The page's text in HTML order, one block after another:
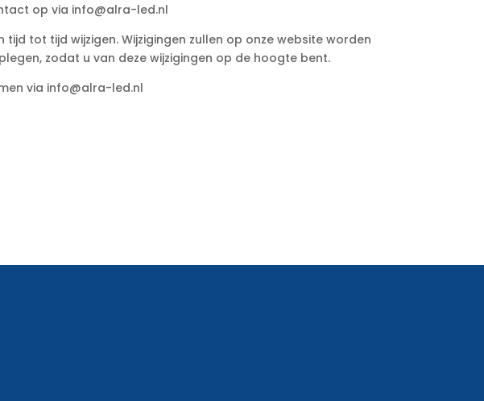
op via info@alra-led.nl
tijd tot tijd wijzigen. Wijzigingen zullen op onze website worden
zodat u van deze wijzigingen op de hoogte bent.
via info@alra-led.nl